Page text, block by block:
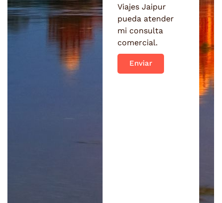
Viajes Jaipur
pueda atender
mi consulta
comercial.
Enviar